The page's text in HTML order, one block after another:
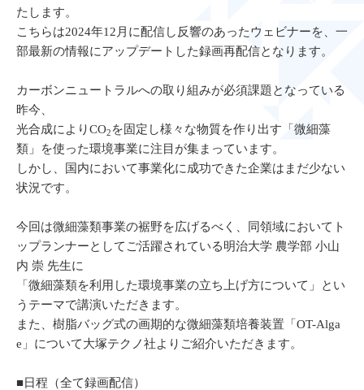
たします。
こちらは2024年12月に配信し反響のあったウェビナーを、一
部最新の情報にアップデートした録画再配信となります。
カーボンニュートラルへの取り組みが必須課題となっている
昨今、
光合成によりCO2 を固定し様々な物質を作り出す「微細藻
類」を使った環境事業に注目が集まっています。
しかし、国内において事業化に成功できた企業はまだ少ない
状況です。
今回は微細藻類事業の裾野を広げるべく、同領域においてト
ップランナーとしてご活躍されている明治大学 農学部 小山
内 崇 先生に
「微細藻類を利用した環境事業の立ち上げ方について」とい
うテーマで講演いただきます。
また、樹脂バッグ式の画期的な微細藻類培養装置「OT-Alga
e」について大塚テクノ社よりご紹介いただきます。
■日程（全て録画配信）